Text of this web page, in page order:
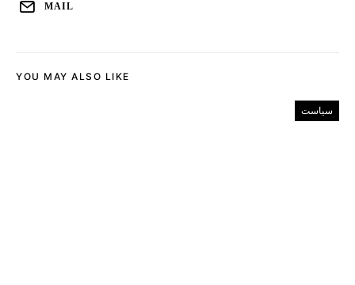
MAIL
YOU MAY ALSO LIKE
سیاست